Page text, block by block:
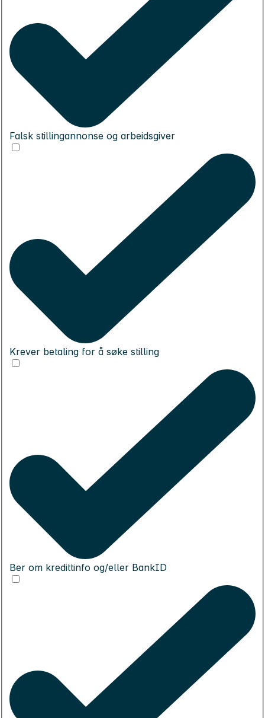
Falsk stillingannonse og arbeidsgiver
Krever betaling for å søke stilling
Ber om kredittinfo og/eller BankID